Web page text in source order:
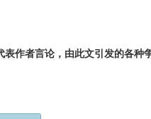
表作者言论，由此文引发的各种